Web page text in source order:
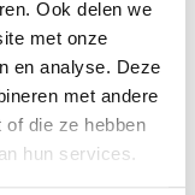
Ook delen we
met onze
en analyse. Deze
met andere
die ze hebben
hun services.
– één PCIe
half-length,